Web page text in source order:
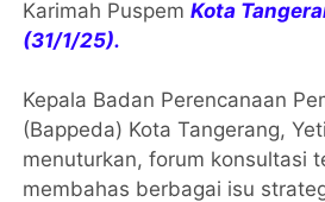
Karimah PuspemKota
(31/1/25).
Kepala Badan Perencanaan
(Bappeda) Kota Tangerang,
menuturkan, forum konsultasi
membahas berbagai isu